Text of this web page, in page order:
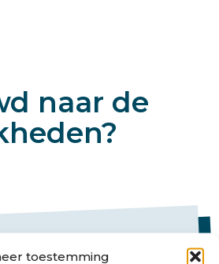
toestemming
naar de